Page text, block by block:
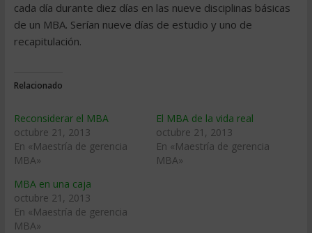
cada día durante diez días en las nueve disciplinas básicas
de un MBA. Serían nueve días de estudio y uno de
recapitulación.
Relacionado
Reconsiderar el MBA
octubre 21, 2013
En «Maestría de gerencia
MBA»
El MBA de la vida real
octubre 21, 2013
En «Maestría de gerencia
MBA»
MBA en una caja
octubre 21, 2013
En «Maestría de gerencia
MBA»